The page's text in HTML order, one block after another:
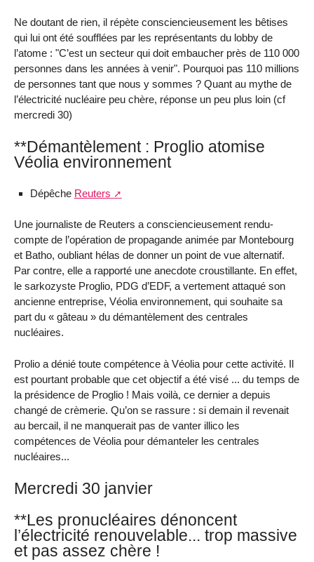
Ne doutant de rien, il répète consciencieusement les bêtises
qui lui ont été soufflées par les représentants du lobby de
l’atome : "C’est un secteur qui doit embaucher près de 110 000
personnes dans les années à venir". Pourquoi pas 110 millions
de personnes tant que nous y sommes ? Quant au mythe de
l’électricité nucléaire peu chère, réponse un peu plus loin (cf
mercredi 30)
**Démantèlement : Proglio atomise
Véolia environnement
Dépêche Reuters
Une journaliste de Reuters a consciencieusement rendu-
compte de l’opération de propagande animée par Montebourg
et Batho, oubliant hélas de donner un point de vue alternatif.
Par contre, elle a rapporté une anecdote croustillante. En effet,
le sarkozyste Proglio, PDG d’EDF, a vertement attaqué son
ancienne entreprise, Véolia environnement, qui souhaite sa
part du « gâteau » du démantèlement des centrales
nucléaires.
Prolio a dénié toute compétence à Véolia pour cette activité. Il
est pourtant probable que cet objectif a été visé ... du temps de
la présidence de Proglio ! Mais voilà, ce dernier a depuis
changé de crèmerie. Qu’on se rassure : si demain il revenait
au bercail, il ne manquerait pas de vanter illico les
compétences de Véolia pour démanteler les centrales
nucléaires...
Mercredi 30 janvier
**Les pronucléaires dénoncent
l’électricité renouvelable... trop massive
et pas assez chère !